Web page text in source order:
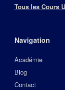
Tous les Cours
Navigation
Académie
Blog
Contact